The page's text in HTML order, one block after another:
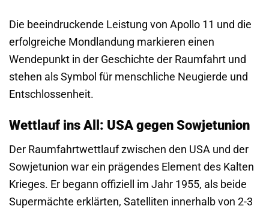
Die beeindruckende Leistung von Apollo 11 und die
erfolgreiche Mondlandung markieren einen
Wendepunkt in der Geschichte der Raumfahrt und
stehen als Symbol für menschliche Neugierde und
Entschlossenheit.
Wettlauf ins All: USA gegen Sowjetunion
Der Raumfahrtwettlauf zwischen den USA und der
Sowjetunion war ein prägendes Element des Kalten
Krieges. Er begann offiziell im Jahr 1955, als beide
Supermächte erklärten, Satelliten innerhalb von 2-3